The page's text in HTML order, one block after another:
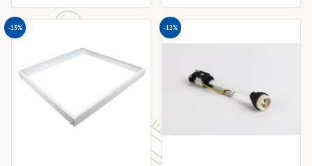
2,082 ден.1,822 ден.
831 ден.727
-13% -12%